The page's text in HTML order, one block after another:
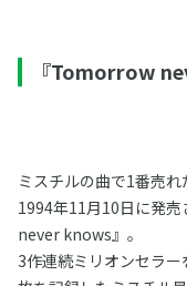
『Tomorrow
ミスチルの曲で1番売れ
1994年11月10日に発
never knows』。
3作連続ミリオンセラ